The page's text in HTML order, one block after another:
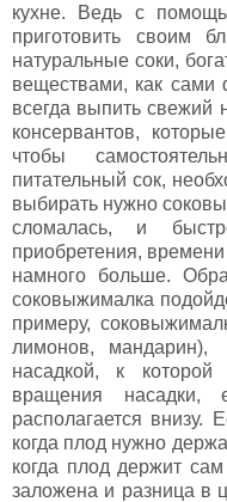
кухне. Ведь с
приготовить своим
натуральные соки,
веществами, как сами
всегда выпить свежий
консервантов,
чтобы
питательный сок,
выбирать нужно
сломалась, и
приобретения, времени
намного больше.
соковыжималка
примеру,
лимонов, мандарин),
насадкой, к которой
вращения
располагается внизу.
когда плод нужно
когда плод держит
заложена и разница